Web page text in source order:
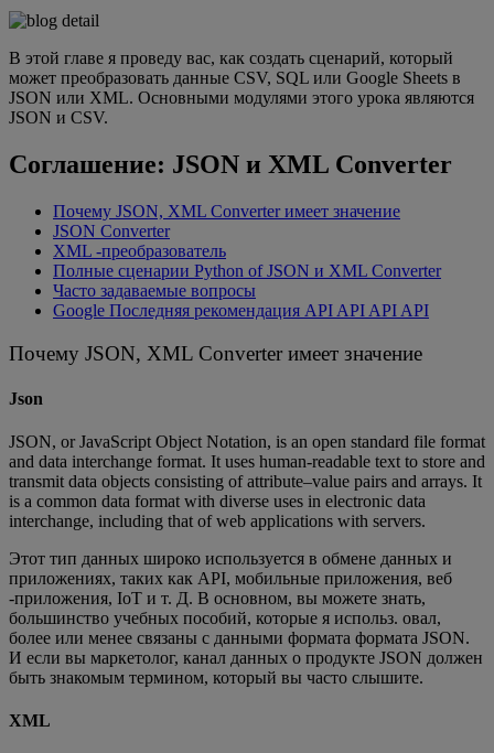
В этой главе я проведу вас, как создать сценарий, который
может преобразовать данные CSV, SQL или Google Sheets в
JSON или XML. Основными модулями этого урока являются
JSON и CSV.
Соглашение: JSON и XML Converter
Почему JSON, XML Converter имеет значение
JSON Converter
XML -преобразователь
Полные сценарии Python of JSON и XML Converter
Часто задаваемые вопросы
Google Последняя рекомендация API API API API
Почему JSON, XML Converter имеет значение
Json
JSON, or JavaScript Object Notation, is an open standard file format
and data interchange format. It uses human-readable text to store and
transmit data objects consisting of attribute–value pairs and arrays. It
is a common data format with diverse uses in electronic data
interchange, including that of web applications with servers.
Этот тип данных широко используется в обмене данных и
приложениях, таких как API, мобильные приложения, веб
-приложения, IoT и т. Д. В основном, вы можете знать,
большинство учебных пособий, которые я использ. овал,
более или менее связаны с данными формата формата JSON.
И если вы маркетолог, канал данных о продукте JSON должен
быть знакомым термином, который вы часто слышите.
XML